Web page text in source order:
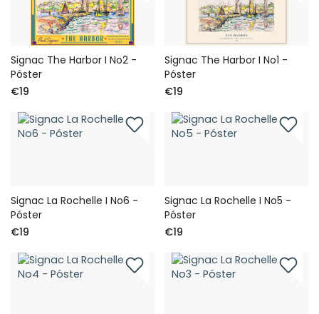
Signac The Harbor I No2 -
Póster
€19
Signac The Harbor I No1 -
Póster
€19
Signac La Rochelle I No6 -
Póster
€19
Signac La Rochelle I No5 -
Póster
€19